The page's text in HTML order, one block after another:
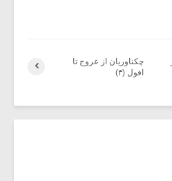
چکناوریان از عروج تا
افول (۳)